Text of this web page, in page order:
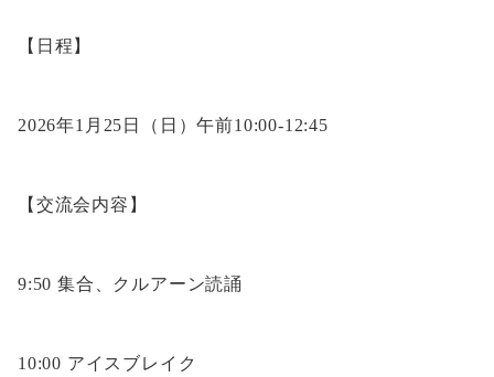
【日程】
2026年1月25日（日）午前10:00-12:45
【交流会内容】
9:50 集合、クルアーン読誦
10:00 アイスブレイク